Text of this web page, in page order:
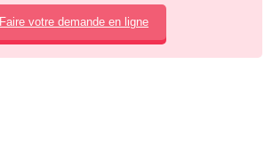
Faire votre demande en ligne